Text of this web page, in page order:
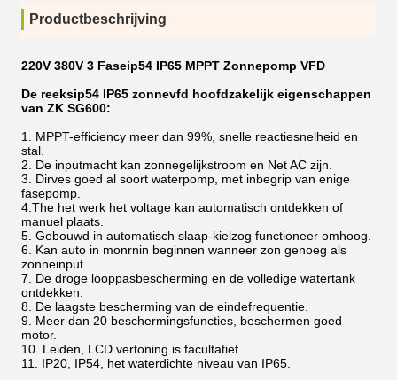
Productbeschrijving
220V 380V 3 Faseip54 IP65 MPPT Zonnepomp VFD
De reeksip54 IP65 zonnevfd hoofdzakelijk eigenschappen
van ZK SG600:
1. MPPT-efficiency meer dan 99%, snelle reactiesnelheid en
stal.
2. De inputmacht kan zonnegelijkstroom en Net AC zijn.
3. Dirves goed al soort waterpomp, met inbegrip van enige
fasepomp.
4.The het werk het voltage kan automatisch ontdekken of
manuel plaats.
5. Gebouwd in automatisch slaap-kielzog functioneer omhoog.
6. Kan auto in monrnin beginnen wanneer zon genoeg als
zonneinput.
7. De droge looppasbescherming en de volledige watertank
ontdekken.
8. De laagste bescherming van de eindefrequentie.
9. Meer dan 20 beschermingsfuncties, beschermen goed
motor.
10. Leiden, LCD vertoning is facultatief.
11. IP20, IP54, het waterdichte niveau van IP65.